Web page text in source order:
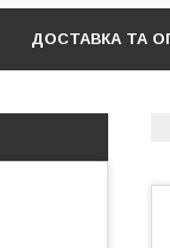
ДОСТАВКА ТА